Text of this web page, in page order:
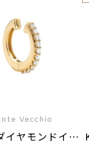
Vecchio
イヤモンドイヤ